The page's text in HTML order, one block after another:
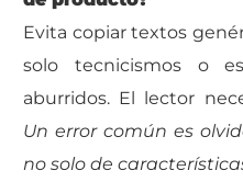
Evita copiar textos
solo tecnicismos o
aburridos. El lector
Un error común es
no solo de